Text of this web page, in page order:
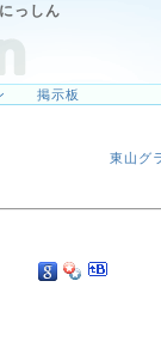
っしん
掲示板
東山グ